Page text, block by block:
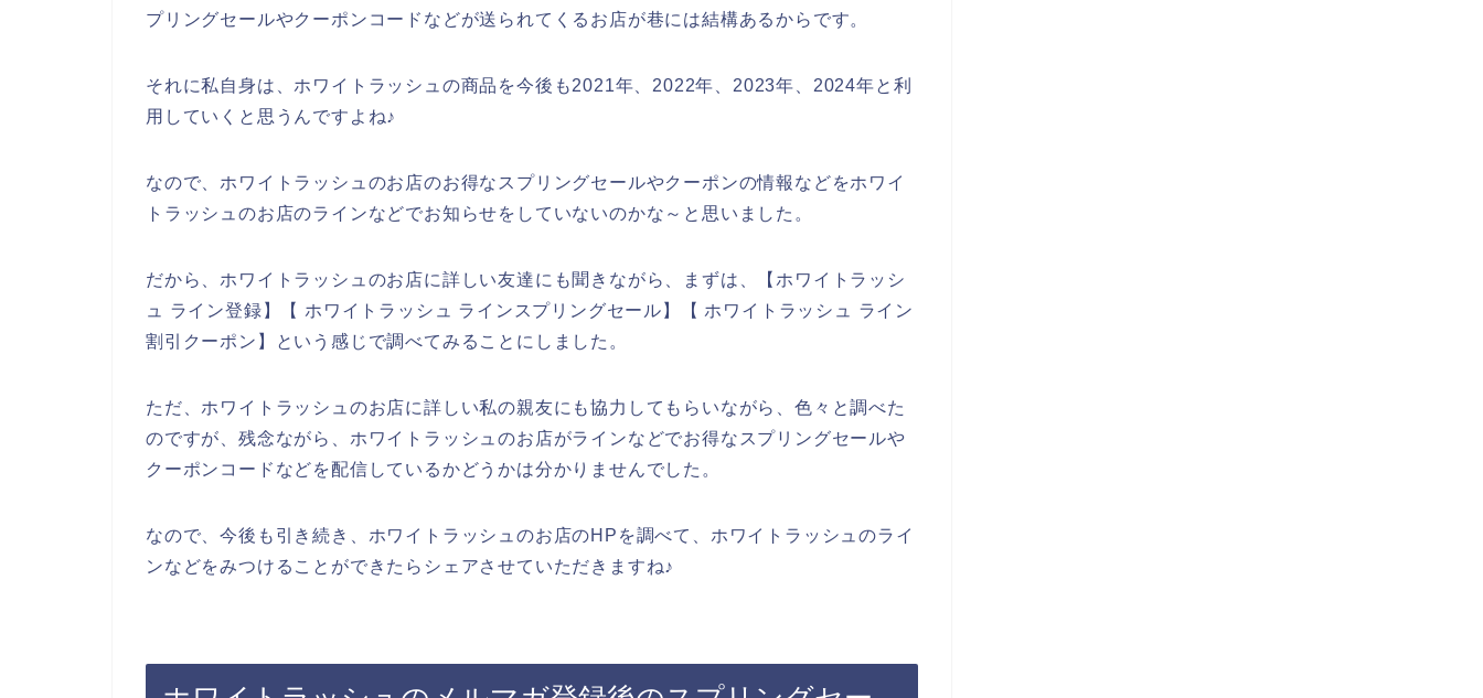
プリングセールやクーポンコードなどが送られてくるお店が巷には結構あるからです。
それに私自身は、ホワイトラッシュの商品を今後も2021年、2022年、2023年、2024年と利
用していくと思うんですよね♪
なので、ホワイトラッシュのお店のお得なスプリングセールやクーポンの情報などをホワイ
トラッシュのお店のラインなどでお知らせをしていないのかな～と思いました。
だから、ホワイトラッシュのお店に詳しい友達にも聞きながら、まずは、【ホワイトラッシ
ュ ライン登録】【 ホワイトラッシュ ラインスプリングセール】【 ホワイトラッシュ ライン
割引クーポン】という感じで調べてみることにしました。
ただ、ホワイトラッシュのお店に詳しい私の親友にも協力してもらいながら、色々と調べた
のですが、残念ながら、ホワイトラッシュのお店がラインなどでお得なスプリングセールや
クーポンコードなどを配信しているかどうかは分かりませんでした。
なので、今後も引き続き、ホワイトラッシュのお店のHPを調べて、ホワイトラッシュのライ
ンなどをみつけることができたらシェアさせていただきますね♪